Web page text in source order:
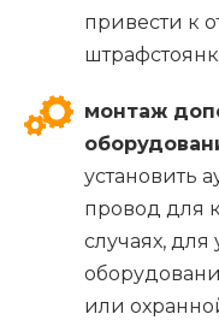
привести к
монтаж
установить
провод для
случаях,
или